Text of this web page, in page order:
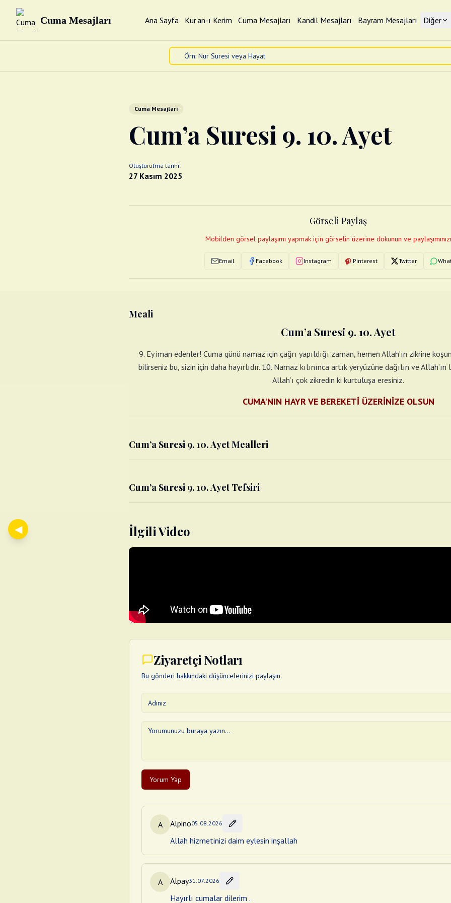
Cuma Mesajları Ana Sayfa Kur'an-ı Kerim Cuma Mesajları Kandil Mesajları Bayram Mesajları Diğer
Cuma Mesajları
Cum’a Suresi 9. 10. Ayet
Oluşturulma tarihi:
27 Kasım 2025
Görseli Paylaş
Mobilden görsel paylaşımı yapmak için görselin üzerine dokunun ve
Email Facebook Instagram Pinterest Twitter
Meali
Cum’a Suresi 9. 10. Ayet
9. Ey iman edenler! Cuma günü namaz için çağrı yapıldığı zaman, hemen Allah’ın zikrine
bilirseniz bu, sizin için daha hayırlıdır. 10. Namaz kılınınca artık yeryüzüne dağılın ve
Allah’ı çok zikredin ki kurtuluşa eresiniz.
CUMA'NIN HAYR VE BEREKETİ ÜZERİNİZE OLSUN
Cum’a Suresi 9. 10. Ayet Mealleri
Cum’a Suresi 9. 10. Ayet Tefsiri
İlgili Video
Ziyaretçi Notları
Bu gönderi hakkındaki düşüncelerinizi paylaşın.
Yorum Yap
A Alpino05.08.2026
Allah hizmetinizi daim eylesin inşallah
A Alpay31.07.2026
Hayırlı cumalar dilerim .
◀